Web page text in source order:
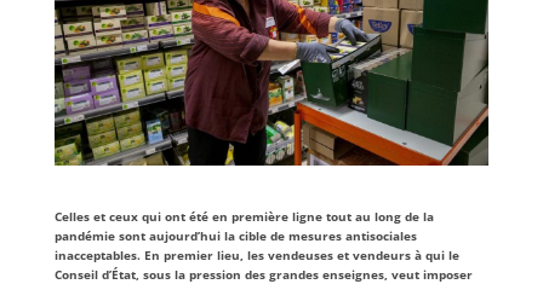
Celles et ceux qui ont été en première ligne tout au long de la
pandémie sont aujourd’hui la cible de mesures antisociales
inacceptables. En premier lieu, les vendeuses et vendeurs à qui le
Conseil d’État, sous la pression des grandes enseignes, veut imposer